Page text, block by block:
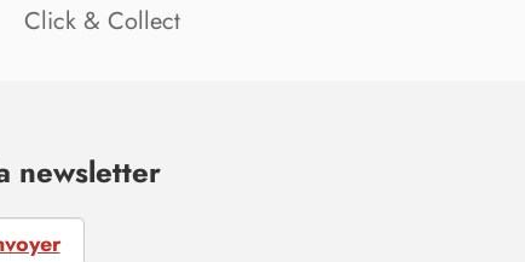
Click & Collect
newsletter